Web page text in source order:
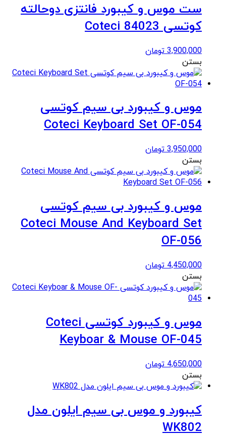
ست موس و کیبورد فانتزی دوحالته
کوتسی Coteci 84023
3,900,000 تومان
بستن
موس و کیبورد بی سیم کوتسی
Coteci Keyboard Set OF-054
3,950,000 تومان
بستن
موس و کیبورد بی سیم کوتسی
Coteci Mouse And Keyboard Set
OF-056
4,450,000 تومان
بستن
موس و کیبورد کوتسی Coteci
Keyboar & Mouse OF-045
4,650,000 تومان
بستن
کیبورد و موس بی سیم ایلون مدل
WK802